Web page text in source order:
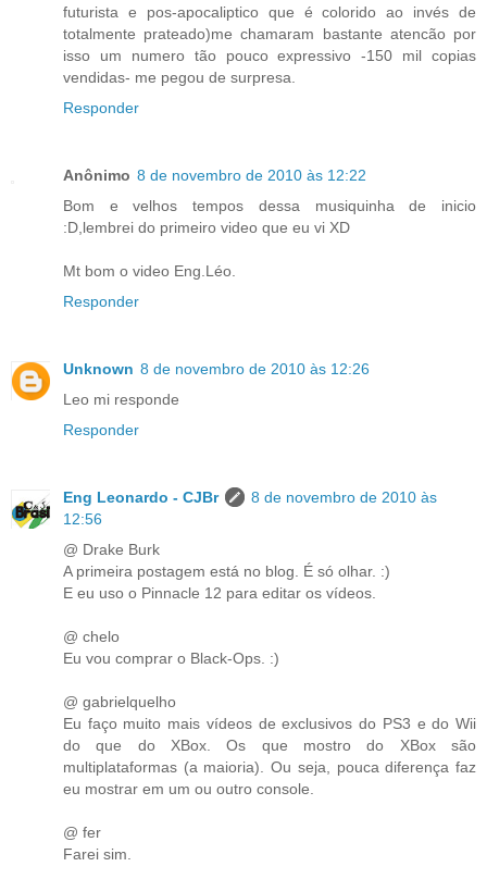
futurista e pos-apocaliptico que é colorido ao invés de
totalmente prateado)me chamaram bastante atencão por
isso um numero tão pouco expressivo -150 mil copias
vendidas- me pegou de surpresa.
Responder
Anônimo 8 de novembro de 2010 às 12:22
Bom e velhos tempos dessa musiquinha de inicio
:D,lembrei do primeiro video que eu vi XD
Mt bom o video Eng.Léo.
Responder
Unknown 8 de novembro de 2010 às 12:26
Leo mi responde
Responder
Eng Leonardo - CJBr
8 de novembro de 2010 às
12:56
@ Drake Burk
A primeira postagem está no blog. É só olhar. :)
E eu uso o Pinnacle 12 para editar os vídeos.
@ chelo
Eu vou comprar o Black-Ops. :)
@ gabrielquelho
Eu faço muito mais vídeos de exclusivos do PS3 e do Wii
do que do XBox. Os que mostro do XBox são
multiplataformas (a maioria). Ou seja, pouca diferença faz
eu mostrar em um ou outro console.
@ fer
Farei sim.